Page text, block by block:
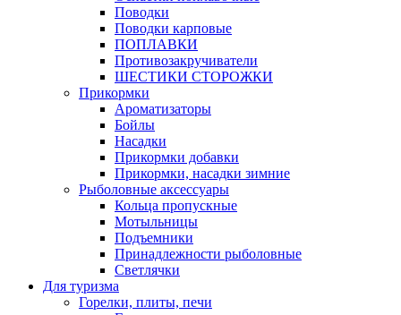
Поводки
Поводки карповые
ПОПЛАВКИ
Противозакручиватели
ШЕСТИКИ СТОРОЖКИ
Прикормки
Ароматизаторы
Бойлы
Насадки
Прикормки добавки
Прикормки, насадки зимние
Рыболовные аксессуары
Кольца пропускные
Мотыльницы
Подъемники
Принадлежности рыболовные
Светлячки
Для туризма
Горелки, плиты, печи